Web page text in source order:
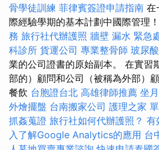
骨學徒訓練 菲律賓簽證申請指南 在
際經驗學期的基本計劃中國際管理！
務 旅行社代辦護照 牆壁 漏水 緊急
科診所 貨運公司 專業整骨師 玻尿酸
業的公司證書的原始副本。 在實習
部的）顧問和公司（被稱為外部）
餐飲 台胞證台北 高雄律師推薦 坐
外燴擺盤 台南搬家公司 護理之家
抓姦蒐證 旅行社如何代辦護照？ 有
入了解Google Analytics的應用 台